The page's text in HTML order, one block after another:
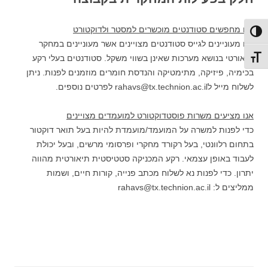
הפעל/כבה ניגודיות גבוהה
מתג גודל גופן
אנו מחפשים סטודנטים מוכשרים למסטר ולדוקטורט
אנו מעוניינים לגייס סטודנטים מצויינים אשר מעוניינים במחקר
תיאורטי בנושא מערכות שאינן בשווי משקל. סטודנטים בעלי רקע
בכימיה, פיזיקה, מתימטיקה והנדסת חומרים מוזמנים לפנות. ניתן
לשלוח מייל לrahavs@tx.technion.ac.il לפרטים נוספים.
אנו מציעים משרות פוסטדוקטורט למועמדים מצויינים
כדי לפנות למשרה על המועמד/מועמדת להיות בעל תואר דוקטור
בתחום רלוונטי, בעל רקורד מחקרי ופרסומי מרשים, ובעל יכולת
לעבוד באופן עצמאי. רקע המכניקה סטטיסטית תיאורטית מהווה
יתרון. כדי לפנות נא לשלוח מכתב פנייה, קורות חיים, ושמות
ממליצים ל: rahavs@tx.technion.ac.il